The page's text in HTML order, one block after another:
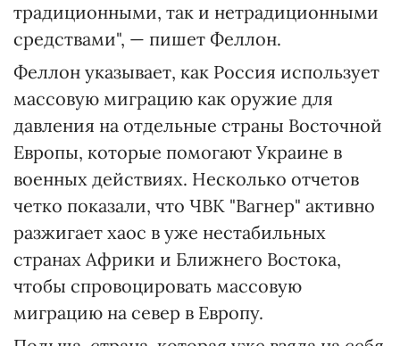
традиционными, так и нетрадиционными
средствами", — пишет Феллон.
Феллон указывает, как Россия использует
массовую миграцию как оружие для
давления на отдельные страны Восточной
Европы, которые помогают Украине в
военных действиях. Несколько отчетов
четко показали, что ЧВК "Вагнер" активно
разжигает хаос в уже нестабильных
странах Африки и Ближнего Востока,
чтобы спровоцировать массовую
миграцию на север в Европу.